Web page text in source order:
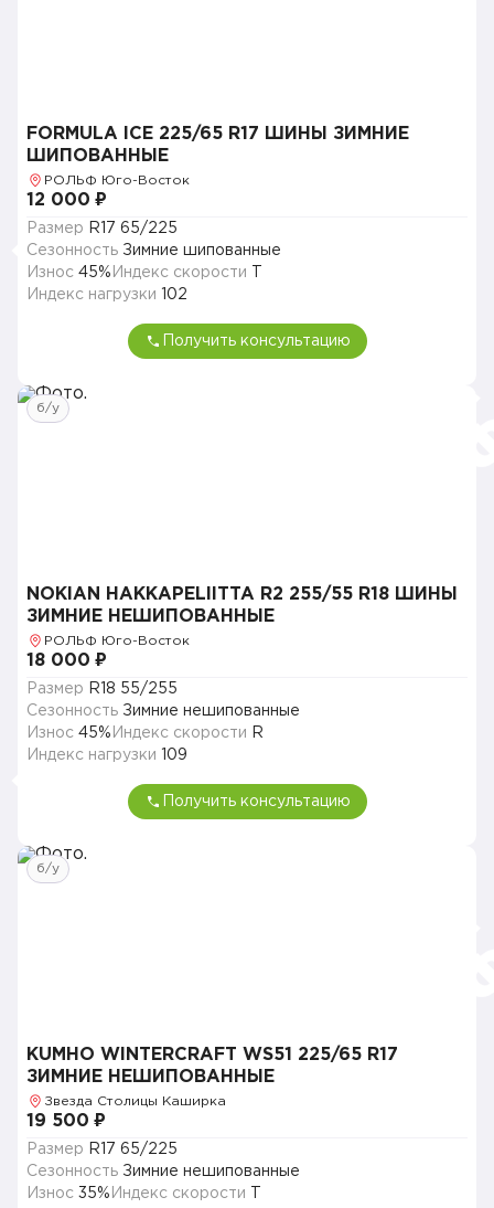
FORMULA ICE 225/65 R17 ШИНЫ ЗИМНИЕ
ШИПОВАННЫЕ
РОЛЬФ Юго-Восток
12 000 ₽
Размер
R17 65/225
Сезонность Зимние шипованные
Износ 45% Индекс скорости
Индекс нагрузки
102
Получить консультацию
б/у
NOKIAN HAKKAPELIITTA R2 255/55 R18 ШИНЫ
ЗИМНИЕ НЕШИПОВАННЫЕ
РОЛЬФ Юго-Восток
18 000 ₽
Размер
R18 55/255
Сезонность Зимние нешипованные
Износ 45% Индекс скорости
R
Индекс нагрузки
109
Получить консультацию
б/у
KUMHO WINTERCRAFT WS51 225/65 R17
ЗИМНИЕ НЕШИПОВАННЫЕ
Звезда Столицы Каширка
19 500 ₽
Размер
R17 65/225
Сезонность Зимние нешипованные
Износ 35% Индекс скорости